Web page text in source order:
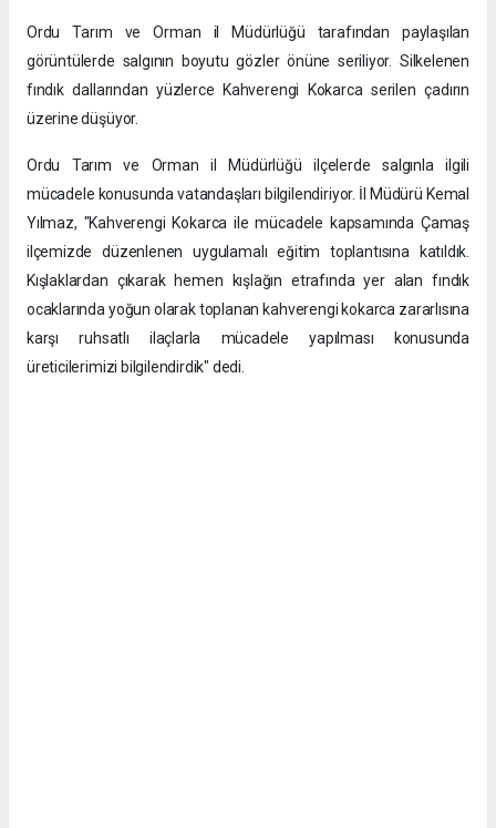
Ordu Tarım ve Orman il Müdürlüğü tarafından paylaşılan
görüntülerde salgının boyutu gözler önüne seriliyor. Silkelenen
fındık dallarından yüzlerce Kahverengi Kokarca serilen çadırın
üzerine düşüyor.
Ordu Tarım ve Orman il Müdürlüğü ilçelerde salgınla ilgili
mücadele konusunda vatandaşları bilgilendiriyor. İl Müdürü Kemal
Yılmaz, "Kahverengi Kokarca ile mücadele kapsamında Çamaş
ilçemizde düzenlenen uygulamalı eğitim toplantısına katıldık.
Kışlaklardan çıkarak hemen kışlağın etrafında yer alan fındık
ocaklarında yoğun olarak toplanan kahverengi kokarca zararlısına
karşı ruhsatlı ilaçlarla mücadele yapılması konusunda
üreticilerimizi bilgilendirdik" dedi.